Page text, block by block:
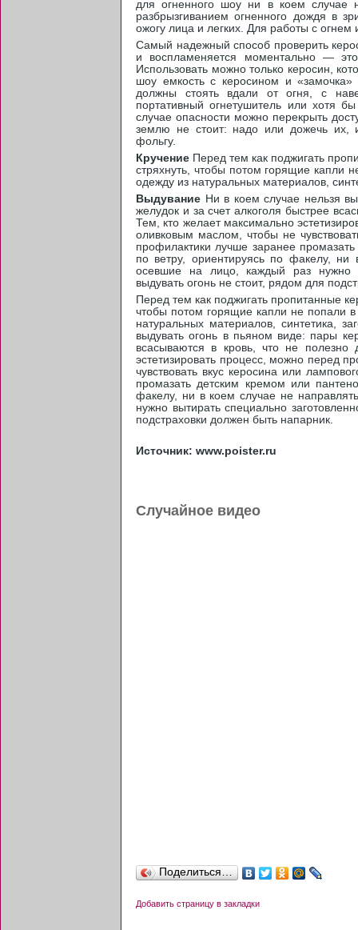
для огненного шоу ни в коем случае
разбрызгиванием огненного дождя в
ожогу лица и легких. Для работы с огнем
Самый надежный способ проверить
и воспламеняется моментально —
Использовать можно только керосин,
шоу емкость с керосином и
должны стоять вдали от огня, с
портативный огнетушитель или хотя
случае опасности можно перекрыть
землю не стоит: надо или дожечь их,
фольгу.
Кручение Перед тем как поджигать
стряхнуть, чтобы потом горящие капли
одежду из натуральных материалов,
Выдувание Ни в коем случае нельзя
желудок и за счет алкоголя быстрее
Тем, кто желает максимально
оливковым маслом, чтобы не
профилактики лучше заранее
по ветру, ориентируясь по факелу,
осевшие на лицо, каждый раз нужно
выдувать огонь не стоит, рядом для
Перед тем как поджигать пропитанные
чтобы потом горящие капли не попали
натуральных материалов, синтетика,
выдувать огонь в пьяном виде: пары
всасываются в кровь, что не
эстетизировать процесс, можно перед
чувствовать вкус керосина или
промазать детским кремом или
факелу, ни в коем случае не
нужно вытирать специально
подстраховки должен быть напарник.
Источник: www.poister.ru
Случайное видео
Поделиться…
Добавить страницу в закладки